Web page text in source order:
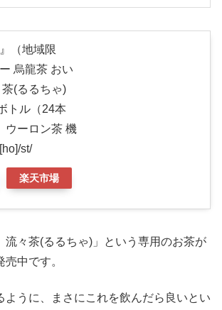
（地域限
烏龍茶 おい
(るるちゃ)
トル（24本
ウーロン茶 機
st/
楽天市場
流々茶(るるちゃ)」という専用のお茶が
中です。
ように、まさにこれを飲んだら良いとい